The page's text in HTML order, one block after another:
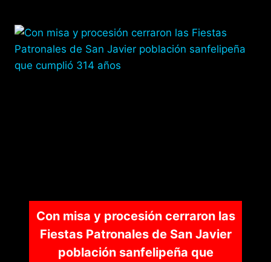
Con misa y procesión cerraron las
Fiestas Patronales de San Javier
población sanfelipeña que